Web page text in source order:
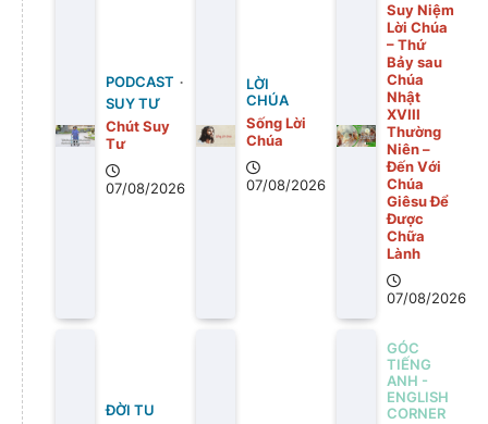
PODCAST
SUY TƯ
Chút Suy
Tư
07/08/2026
LỜI
CHÚA
Sống Lời
Chúa
07/08/2026
Suy Niệm
Lời Chúa
– Thứ
Bảy sau
Chúa
Nhật
XVIII
Thường
Niên –
Đến Với
Chúa
Giêsu Để
Được
Chữa
Lành
07/08/2026
ĐỜI TU
GÓC
TIẾNG
ANH -
ENGLISH
CORNER